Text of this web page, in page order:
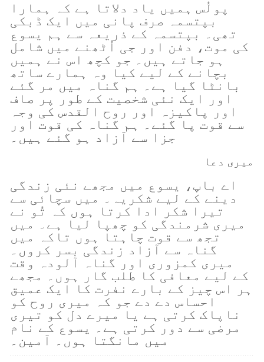
پولُس ہمیں یاد دلاتا ہے کہ ہمارا
بپتسمہ صرف پانی میں ایک ڈبکی
تھی۔ بپتسمہ کے ذریعہ سے ہم یسوع
کی موت، دفن اور جی اُٹھنے میں شامل
ہو جاتے ہیں۔ جو کچھ اس نے ہمیں
بچانے کے لیے کیا وہ ہمارے ساتھ
بانٹا گیا ہے۔ ہم گناہ میں مر گئے
اور ایک نئی شخصیت کے طور پر صاف
اور پاکیزہ اور روح القدس کی وجہ
سے قوت پا گئے۔ ہم گناہ کی قوت اور
جزا سے آزاد ہو گئے ہیں۔
میری دعا
اے باپ، یسوع میں مجھے نئی زندگی
دینے کے لیے شکریہ۔ میں سچائی سے
تیرا شکر ادا کرتا ہوں کہ تُو نے
میری شرمندگی کو چھپا لیا ہے۔ میں
تجھ سے قوت چاہتا ہوں تاکہ میں
گناہ سے آزاد زندگی بسر کروں۔
میری کمزوری اور گناہ آلودہ وقت
کے لیے معافی کا طلب گار ہوں۔ مجھے
ہر اس چیز کے بارے نفرت کا ایک عمیق
احساس دے دے جو کہ میری روح کو
ناپاک کرتی ہے یا میرے دل کو تیری
مرضی سے دور کرتی ہے۔ یسوع کے نام
میں مانگتا ہوں۔ آمین۔